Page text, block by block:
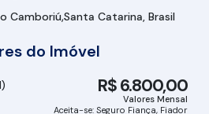
CamboriúSanta Catarina, Brasil
do Imóvel
R$6.800,00
Valores Mensal
Aceita-se: Seguro Fiança, Fiador